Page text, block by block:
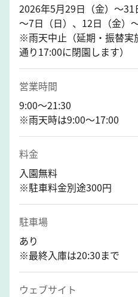
2026年5月29日（金）～31
～7日（日）、12日（金）
※雨天中止（延期・振替実
通り17:00に閉園します）
営業時間
9:00～21:30
※雨天時は9:00～17:00
料金
入園無料
※駐車料金別途300円
駐車場
あり
※最終入庫は20:30まで
ウェブサイト